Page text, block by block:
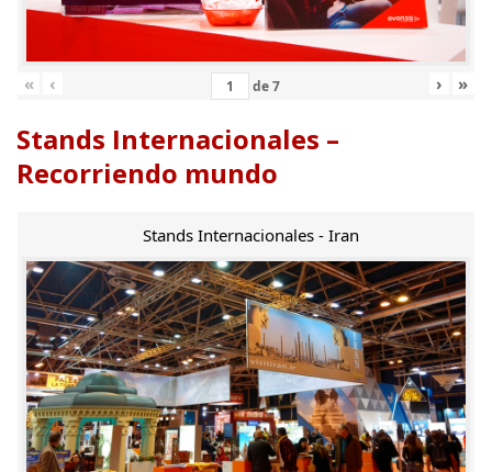
« ‹ de7 › »
Stands Internacionales –
Recorriendo mundo
Stands Internacionales - Iran